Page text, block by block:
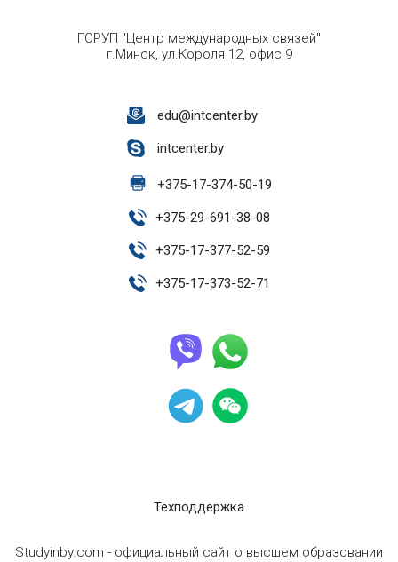
ГОРУП "Центр международных связей"
г.Минск, ул.Короля 12, офис 9
edu@intcenter.by
intcenter.by
+375-17-374-50-19
+375-29-691-38-08
+375-17-377-52-59
+375-17-373-52-71
Техподдержка
Studyinby.com - официальный сайт о высшем образовании